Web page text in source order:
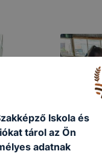
Iskola és
tárol az Ön
adatnak